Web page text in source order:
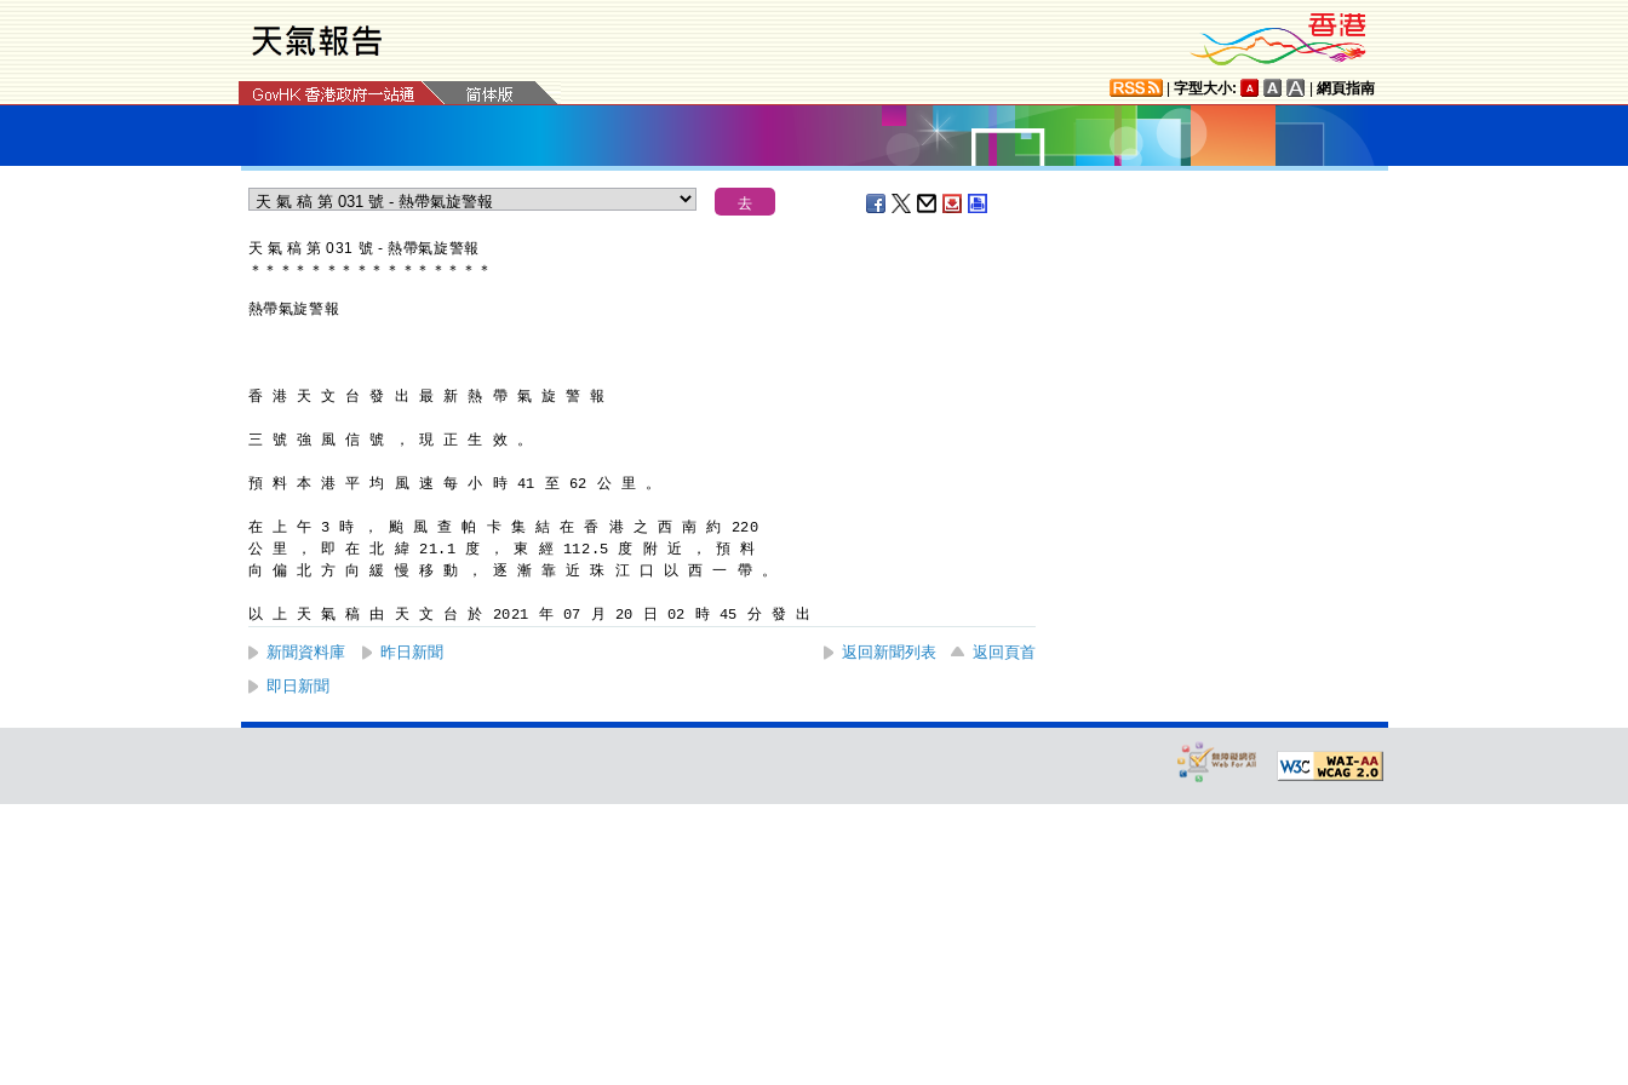
字型大小: 網頁指南
天 氣 稿 第 031 號 - 熱帶氣旋警報
＊ ＊ ＊ ＊ ＊ ＊ ＊ ＊ ＊ ＊ ＊ ＊ ＊ ＊ ＊ ＊
熱帶氣旋警報
香 港 天 文 台 發 出 最 新 熱 帶 氣 旋 警 報
三 號 強 風 信 號 ， 現 正 生 效 。
預 料 本 港 平 均 風 速 每 小 時 41 至 62 公 里 。
在 上 午 3 時 ， 颱 風 查 帕 卡 集 結 在 香 港 之 西 南 約 220
公 里 ， 即 在 北 緯 21.1 度 ， 東 經 112.5 度 附 近 ， 預 料
向 偏 北 方 向 緩 慢 移 動 ， 逐 漸 靠 近 珠 江 口 以 西 一 帶 。
以 上 天 氣 稿 由 天 文 台 於 2021 年 07 月 20 日 02 時 45 分 發 出
新聞資料庫 昨日新聞 返回新聞列表
返回頁首
即日新聞